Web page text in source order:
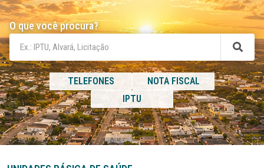
O que você procura?
TELEFONES
NOTA FISCAL
IPTU